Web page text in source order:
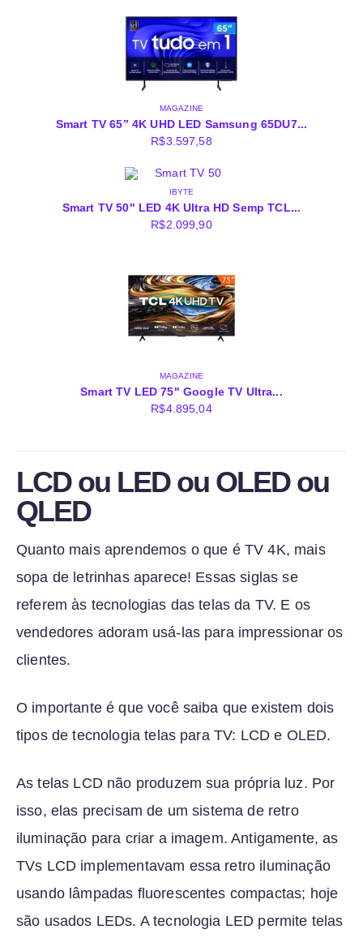
MAGAZINE
Smart TV 65” 4K UHD LED Samsung 65DU7...
R$3.597,58
IBYTE
Smart TV 50" LED 4K Ultra HD Semp TCL...
R$2.099,90
MAGAZINE
Smart TV LED 75" Google TV Ultra...
R$4.895,04
LCD ou LED ou OLED ou
QLED
Quanto mais aprendemos o que é TV 4K, mais
sopa de letrinhas aparece! Essas siglas se
referem às tecnologias das telas da TV. E os
vendedores adoram usá-las para impressionar os
clientes.
O importante é que você saiba que existem dois
tipos de tecnologia telas para TV: LCD e OLED.
As telas LCD não produzem sua própria luz. Por
isso, elas precisam de um sistema de retro
iluminação para criar a imagem. Antigamente, as
TVs LCD implementavam essa retro iluminação
usando lâmpadas fluorescentes compactas; hoje
são usados ​​LEDs. A tecnologia LED permite telas